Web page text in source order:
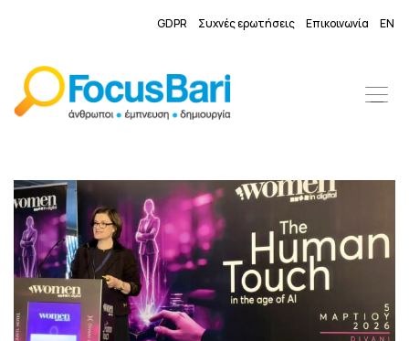
GDPR Συχνές ερωτήσεις Επικοινωνία EN